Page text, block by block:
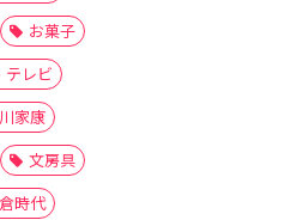
お菓子
テレビ
家康
文房具
時代